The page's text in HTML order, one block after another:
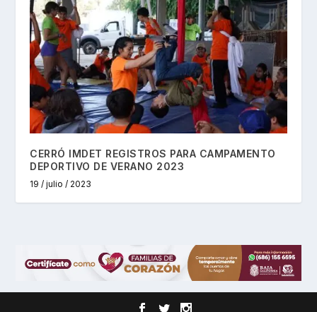
CERRÓ IMDET REGISTROS PARA CAMPAMENTO
DEPORTIVO DE VERANO 2023
19 / julio / 2023